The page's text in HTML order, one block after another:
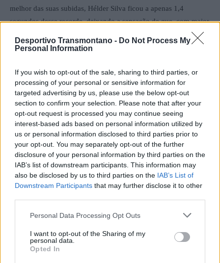
Desportivo Transmontano - Do Not Process My
Personal Information
If you wish to opt-out of the sale, sharing to third parties, or
processing of your personal or sensitive information for
targeted advertising by us, please use the below opt-out
section to confirm your selection. Please note that after your
opt-out request is processed you may continue seeing
interest-based ads based on personal information utilized by
us or personal information disclosed to third parties prior to
your opt-out. You may separately opt-out of the further
disclosure of your personal information by third parties on the
IAB’s list of downstream participants. This information may
also be disclosed by us to third parties on the IAB’s List of
Downstream Participants that may further disclose it to other
Personal Data Processing Opt Outs
I want to opt-out of the Sharing of my
personal data.
Opted In
melhor das suas subidas, Hélder Silva ficou a apenas 1,4
segundos desse recorde, deixando a sensação de que, com maior
oposição direta, a marca poderia mesmo ter sido ameaçada.
Correia. O piloto e patrão da JC Group Racing Team levou o seu
Osella PA30 até ao segundo lugar final, terminando a prova a 9,9
segundos do vencedor. Correia esteve particularmente
competitivo nas sessões de treinos e na primeira subida de prova
realizada no sábado, demonstrando que à medida que se adapta
ao potencial do Osella poderá aproximar-se ainda mais de Hélder
Silva ao longo da temporada.
A fechar o pódio absoluto esteve novamente um dos grandes
destaques emergentes da Montanha portuguesa: Tomás Pinto. O
jovem piloto, aos comandos do BRC CM 05 EVO, realizou uma
exibição notável ao garantir o 3º lugar da geral, dominando por
impôs-se perante dois pilotos muito experientes, Nuno
Guimarães (SilverCar S2) e Sérgio Nogueira (SilverCar S3), que